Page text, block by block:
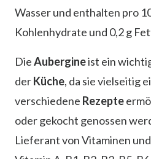
Wasser und enthalten pro
Kohlenhydrate und 0,2 g
DieAubergineist ein
derKüche, da sie vielseitig
verschiedene Rezepte
oder gekocht genossen
Lieferant von Vitaminen